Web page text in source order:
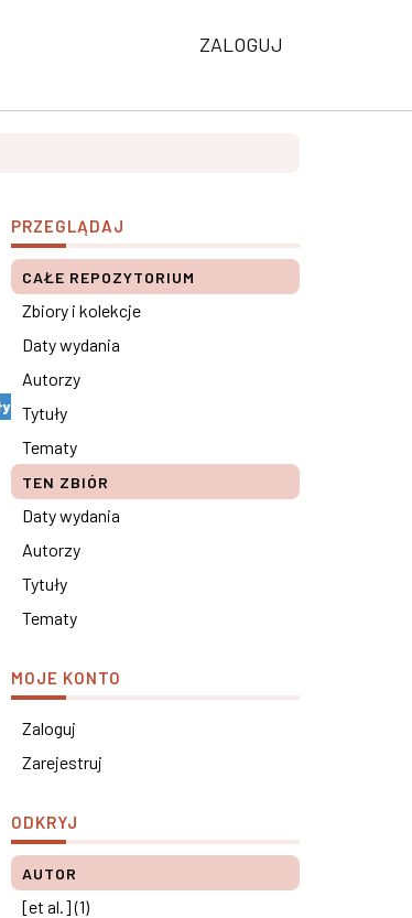
ZALOGUJ
PRZEGLĄDAJ
CAŁE REPOZYTORIUM
Zbiory i kolekcje
Daty wydania
Autorzy
Tytuły
Tematy
TEN ZBIÓR
Daty wydania
Autorzy
Tytuły
Tematy
MOJE KONTO
Zaloguj
Zarejestruj
ODKRYJ
AUTOR
[et al.] (1)